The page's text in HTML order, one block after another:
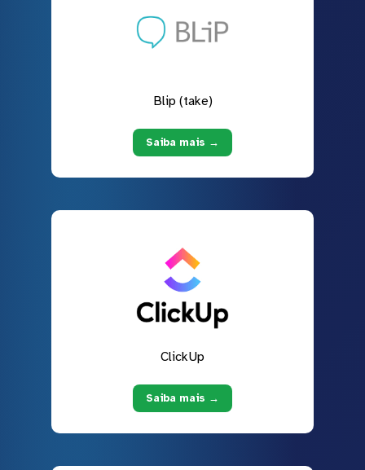
Blip (take)
Saiba mais →
ClickUp
Saiba mais →